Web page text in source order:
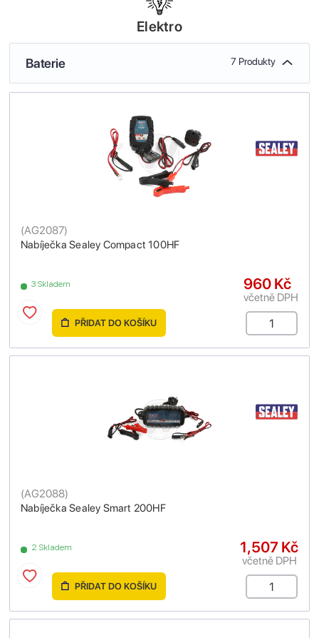
Elektro
Baterie 7 Produkty
Nabíječka Sealey Compact 100HF
(AG2087)
3 Skladem 960 Kč
včetně DPH
PŘIDAT DO KOŠÍKU
Nabíječka Sealey Smart 200HF
(AG2088)
2 Skladem 1,507 Kč
včetně DPH
PŘIDAT DO KOŠÍKU